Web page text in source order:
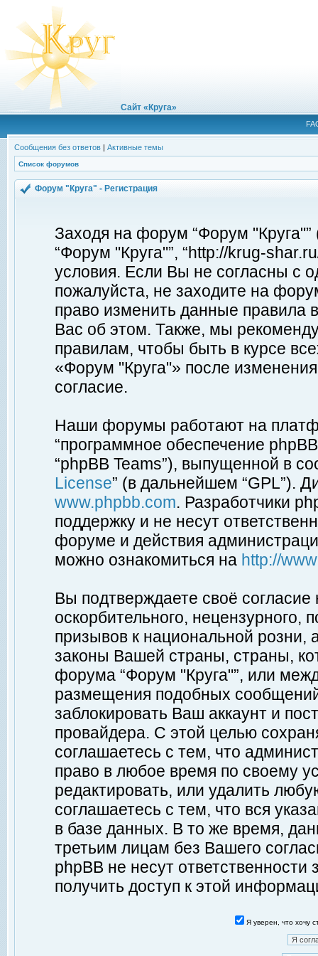
Сайт «Круга»
Сообщения без ответов | Активные темы
Список форумов
Форум "Круга" - Регистрация
Заходя на форум “Форум
“Форум "Круга"”, “http://krug-
условия. Если Вы не согласны с
пожалуйста, не заходите на
право изменить данные правила
Вас об этом. Также, мы
правилам, чтобы быть в курсе
«Форум "Круга"» после
согласие.
Наши форумы работают на
“программное обеспечение
“phpBB Teams”), выпущенной в
License” (в дальнейшем “GPL”).
www.phpbb.com. Разработчики
поддержку и не несут
форуме и действия
можно ознакомиться на http://
Вы подтверждаете своё
оскорбительного, нецензурного,
призывов к национальной
законы Вашей страны, страны,
форума “Форум "Круга"”, или
размещения подобных
заблокировать Ваш аккаунт и
провайдера. С этой целью
соглашаетесь с тем, что
право в любое время по своему
редактировать, или удалить
соглашаетесь с тем, что вся
в базе данных. В то же время,
третьим лицам без Вашего
phpBB не несут ответственности
получить доступ к этой
Я уверен, что хочу